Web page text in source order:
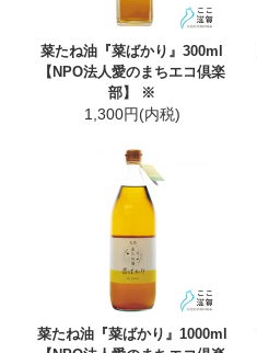
菜たね油『菜ばかり』300ml
【NPO法人愛のまちエコ倶楽
部】 ※
1,300円(内税)
菜たね油『菜ばかり』1000ml